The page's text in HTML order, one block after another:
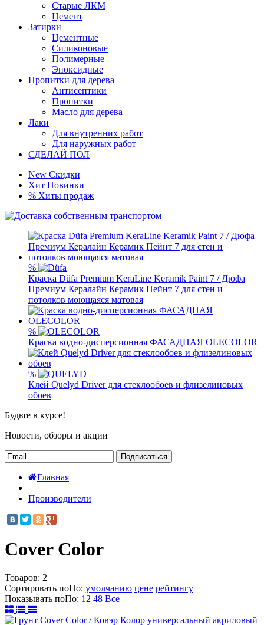
Старые ЛКМ
Цемент
Затирки
Цементные
Силиконовые
Полимерные
Эпоксидные
Пропитки для дерева
Антисептики
Пропитки
Масло для дерева
Лаки
Для внутренних работ
Для наружных работ
СДЕЛАЙ ПОЛ
New Скидки
Хит Новинки
% Хиты продаж
%
Краска Düfa Premium KeraLine Keramik Paint 7 / Дюфа
Премиум Кералайн Керамик Пейнт 7 для стен и
потолков моющаяся матовая
%
Краска водно-дисперсионная ФАСАДНАЯ OLECOLOR
%
Клей Quelyd Driver для стеклообоев и флизелиновых
обоев
Будьте в курсе!
Новости, обзоры и акции
Подписаться
Главная
|
Производители
Cover Color
Товаров: 2
Сортировать поПо: умолчанию цене рейтингу
Показывать поПо: 12 48 Все